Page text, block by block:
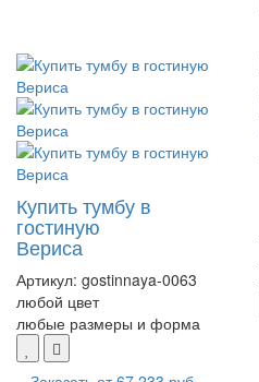
Купить тумбу в
гостиную
Вериса
Артикул: gostinnaya-0063
любой цвет
любые размеры и форма